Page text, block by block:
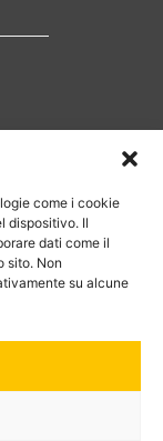
come i cookie
dispositivo. Il
dati come il
sito. Non
su alcune